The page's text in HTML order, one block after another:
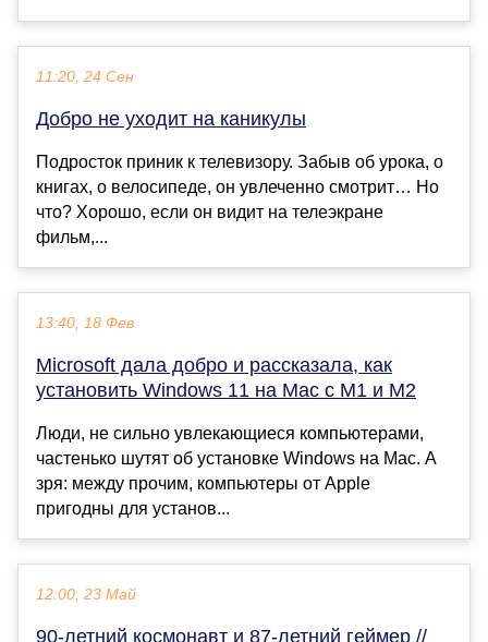
11:20, 24 Сен
Добро не уходит на каникулы
Подросток приник к телевизору. Забыв об урока, о
книгах, о велосипеде, он увлеченно смотрит… Но
что? Хорошо, если он видит на телеэкране
фильм,...
13:40, 18 Фев
Microsoft дала добро и рассказала, как
установить Windows 11 на Mac с M1 и M2
Люди, не сильно увлекающиеся компьютерами,
частенько шутят об установке Windows на Mac. А
зря: между прочим, компьютеры от Apple
пригодны для установ...
12:00, 23 Май
90-летний космонавт и 87-летний геймер //